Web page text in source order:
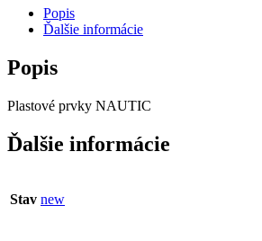
Popis
Ďalšie informácie
Popis
Plastové prvky NAUTIC
Ďalšie informácie
Stav new